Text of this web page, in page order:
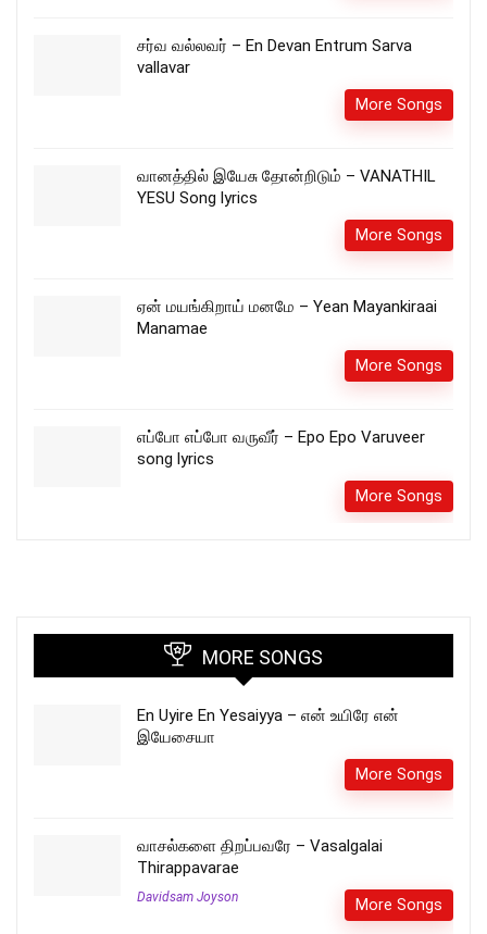
சர்வ வல்லவர் – En Devan Entrum Sarva
vallavar
More Songs
வானத்தில் இயேசு தோன்றிடும் – VANATHIL
YESU Song lyrics
More Songs
ஏன் மயங்கிறாய் மனமே – Yean Mayankiraai
Manamae
More Songs
எப்போ எப்போ வருவீர் – Epo Epo Varuveer
song lyrics
More Songs
MORE SONGS
En Uyire En Yesaiyya – என் உயிரே என்
இயேசையா
More Songs
வாசல்களை திறப்பவரே – Vasalgalai
Thirappavarae
Davidsam Joyson More Songs